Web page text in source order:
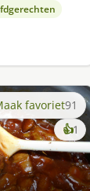
favoriet91
👍1